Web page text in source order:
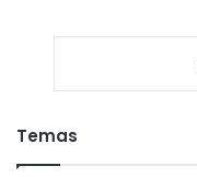
Temas